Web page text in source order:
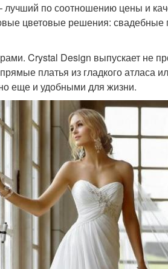
по соотношению цены и
цветовые решения:
Crystal Design выпускает не
платья из гладкого атласа
еще и удобными для жизни.